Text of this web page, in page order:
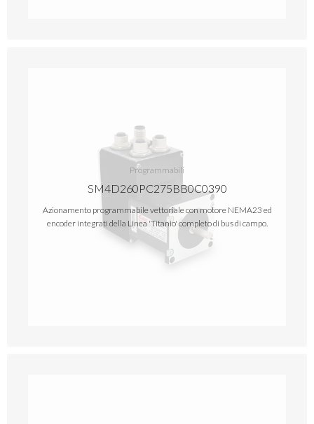
Programmabili
SM4D260PC275BB0C0390
Azionamento programmabile vettoriale con motore NEMA23 ed
encoder integrati della Linea 'Titanio' completo di bus di campo.